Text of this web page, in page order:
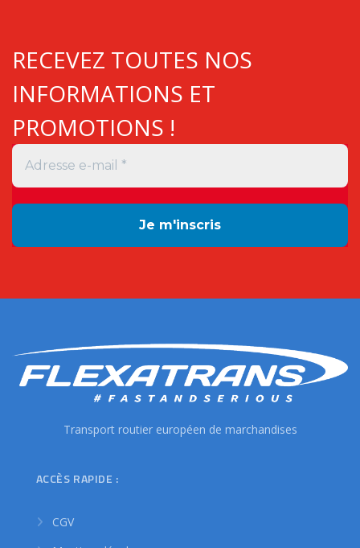
RECEVEZ TOUTES NOS
INFORMATIONS ET
PROMOTIONS !
Transport routier européen de marchandises
ACCÈS RAPIDE :
CGV